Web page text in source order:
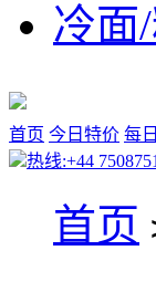
冷面
首页 今日特价 每
热线:+44
首页